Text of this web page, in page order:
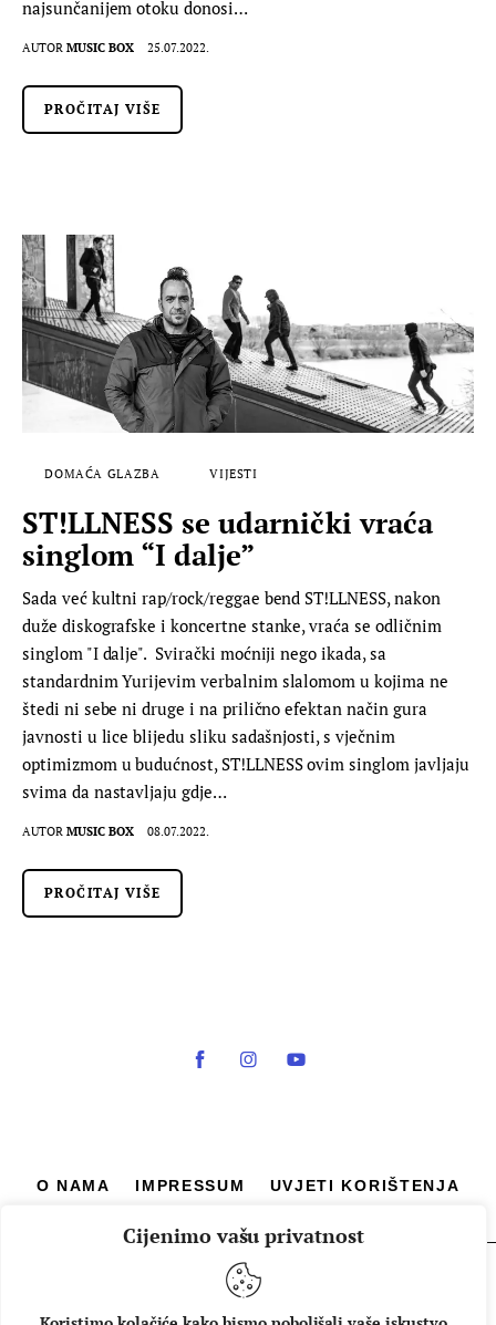
Cijenimo vašu privatnost
najsunčanijem otoku donosi…
AUTOR MUSIC BOX 25.07.2022.
PROČITAJ VIŠE
DOMAĆA GLAZBA VIJESTI
ST!LLNESS se udarnički vraća
singlom “I dalje”
Sada već kultni rap/rock/reggae bend ST!LLNESS, nakon
duže diskografske i koncertne stanke, vraća se odličnim
singlom "I dalje". Svirački moćniji nego ikada, sa
standardnim Yurijevim verbalnim slalomom u kojima ne
štedi ni sebe ni druge i na prilično efektan način gura
javnosti u lice blijedu sliku sadašnjosti, s vječnim
optimizmom u budućnost, ST!LLNESS ovim singlom javljaju
svima da nastavljaju gdje…
AUTOR MUSIC BOX 08.07.2022.
PROČITAJ VIŠE
O NAMA IMPRESSUM UVJETI KORIŠTENJA
Copyright © 2026 Music Box - All rights reserved.